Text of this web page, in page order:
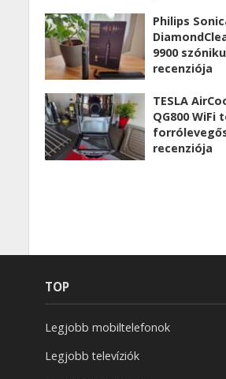
Philips
9900
recenziója
TESLA
QG800
recenziója
TOP
Legjobb mobiltelefonok
Legjobb televíziók